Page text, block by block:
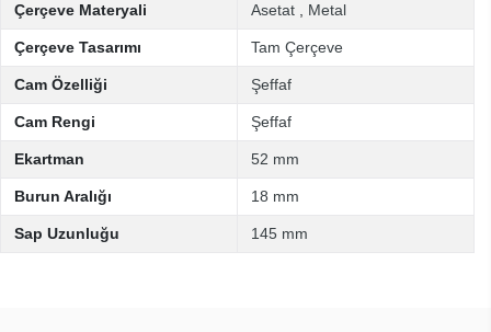
Çerçeve Materyali Asetat Metal
Çerçeve Tasarımı Tam Çerçeve
Cam Özelliği Şeffaf
Cam Rengi Şeffaf
Ekartman 52 mm
Burun Aralığı 18 mm
Sap Uzunluğu 145 mm